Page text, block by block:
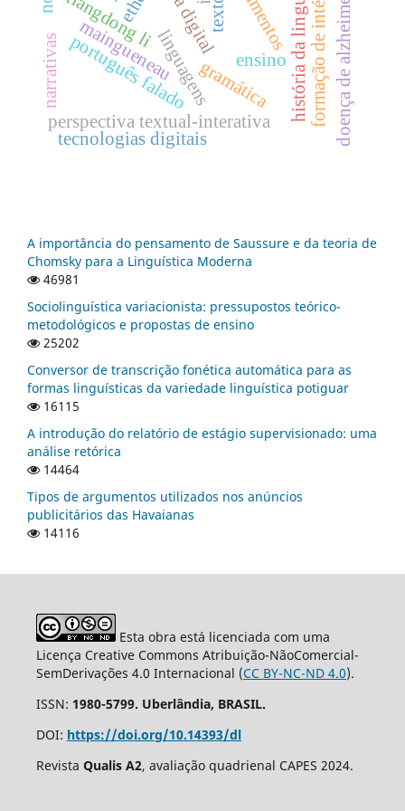
linguagens ensino
gramática história da linguística
perspectiva textual-interativa
português falado
texto
tecnologias digitais
xiangdong li formação de intérpretesdoença de alzheimer
narrativas maingueneau
A importância do pensamento de Saussure e da teoria de
Chomsky para a Linguística Moderna
46981
Sociolinguística variacionista: pressupostos teórico-
metodológicos e propostas de ensino
25202
Conversor de transcrição fonética automática para as
formas linguísticas da variedade linguística potiguar
16115
A introdução do relatório de estágio supervisionado: uma
análise retórica
14464
Tipos de argumentos utilizados nos anúncios
publicitários das Havaianas
14116
Esta obra está licenciada com uma
Licença Creative Commons Atribuição-NãoComercial-
SemDerivações 4.0 Internacional (CC BY-NC-ND 4.0).
ISSN: 1980-5799. Uberlândia, BRASIL.
DOI: https://doi.org/10.14393/dl
Revista Qualis A2, avaliação quadrienal CAPES 2024.